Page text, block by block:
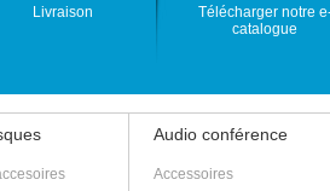
Livraison
Télécharger notre
catalogue
Audio conférence
Accessoires